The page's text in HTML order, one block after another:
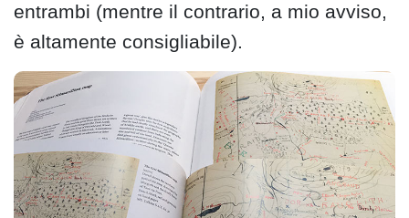
entrambi (mentre il contrario, a mio avviso,
è altamente consigliabile).